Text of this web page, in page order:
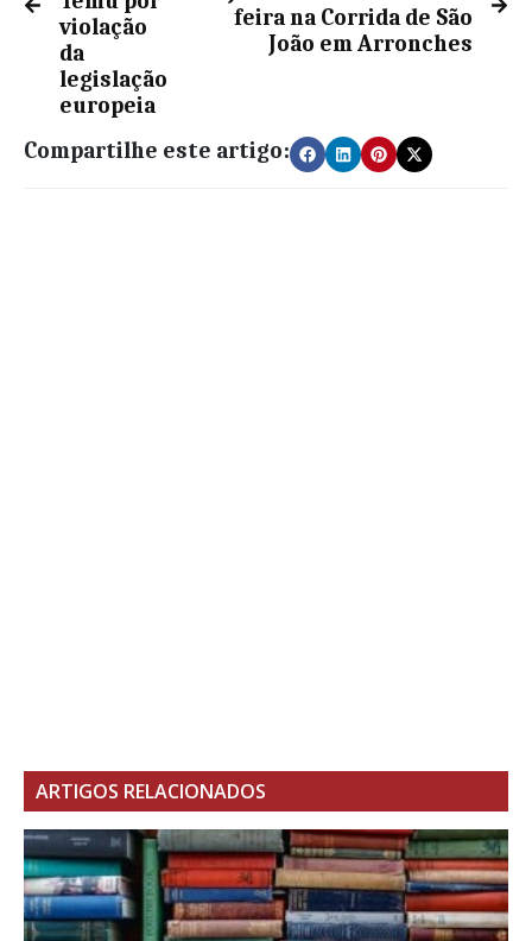
violação
da
legislação
europeia
feira na Corrida de São
João em Arronches
Compartilhe este artigo:
ARTIGOS RELACIONADOS